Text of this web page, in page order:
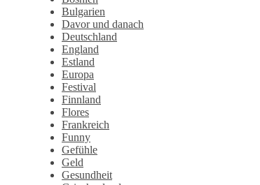
Bulgarien
Davor und danach
Deutschland
England
Estland
Europa
Festival
Finnland
Flores
Frankreich
Funny
Gefühle
Geld
Gesundheit